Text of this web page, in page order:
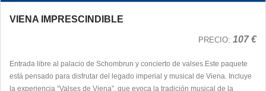
VIENA IMPRESCINDIBLE
PRECIO: 107 €
Entrada libre al palacio de Schombrun y concierto de valses.Este paquete
está pensado para disfrutar del legado imperial y musical de Viena. Incluye
la experiencia “Valses de Viena”, que evoca la tradición musical de la